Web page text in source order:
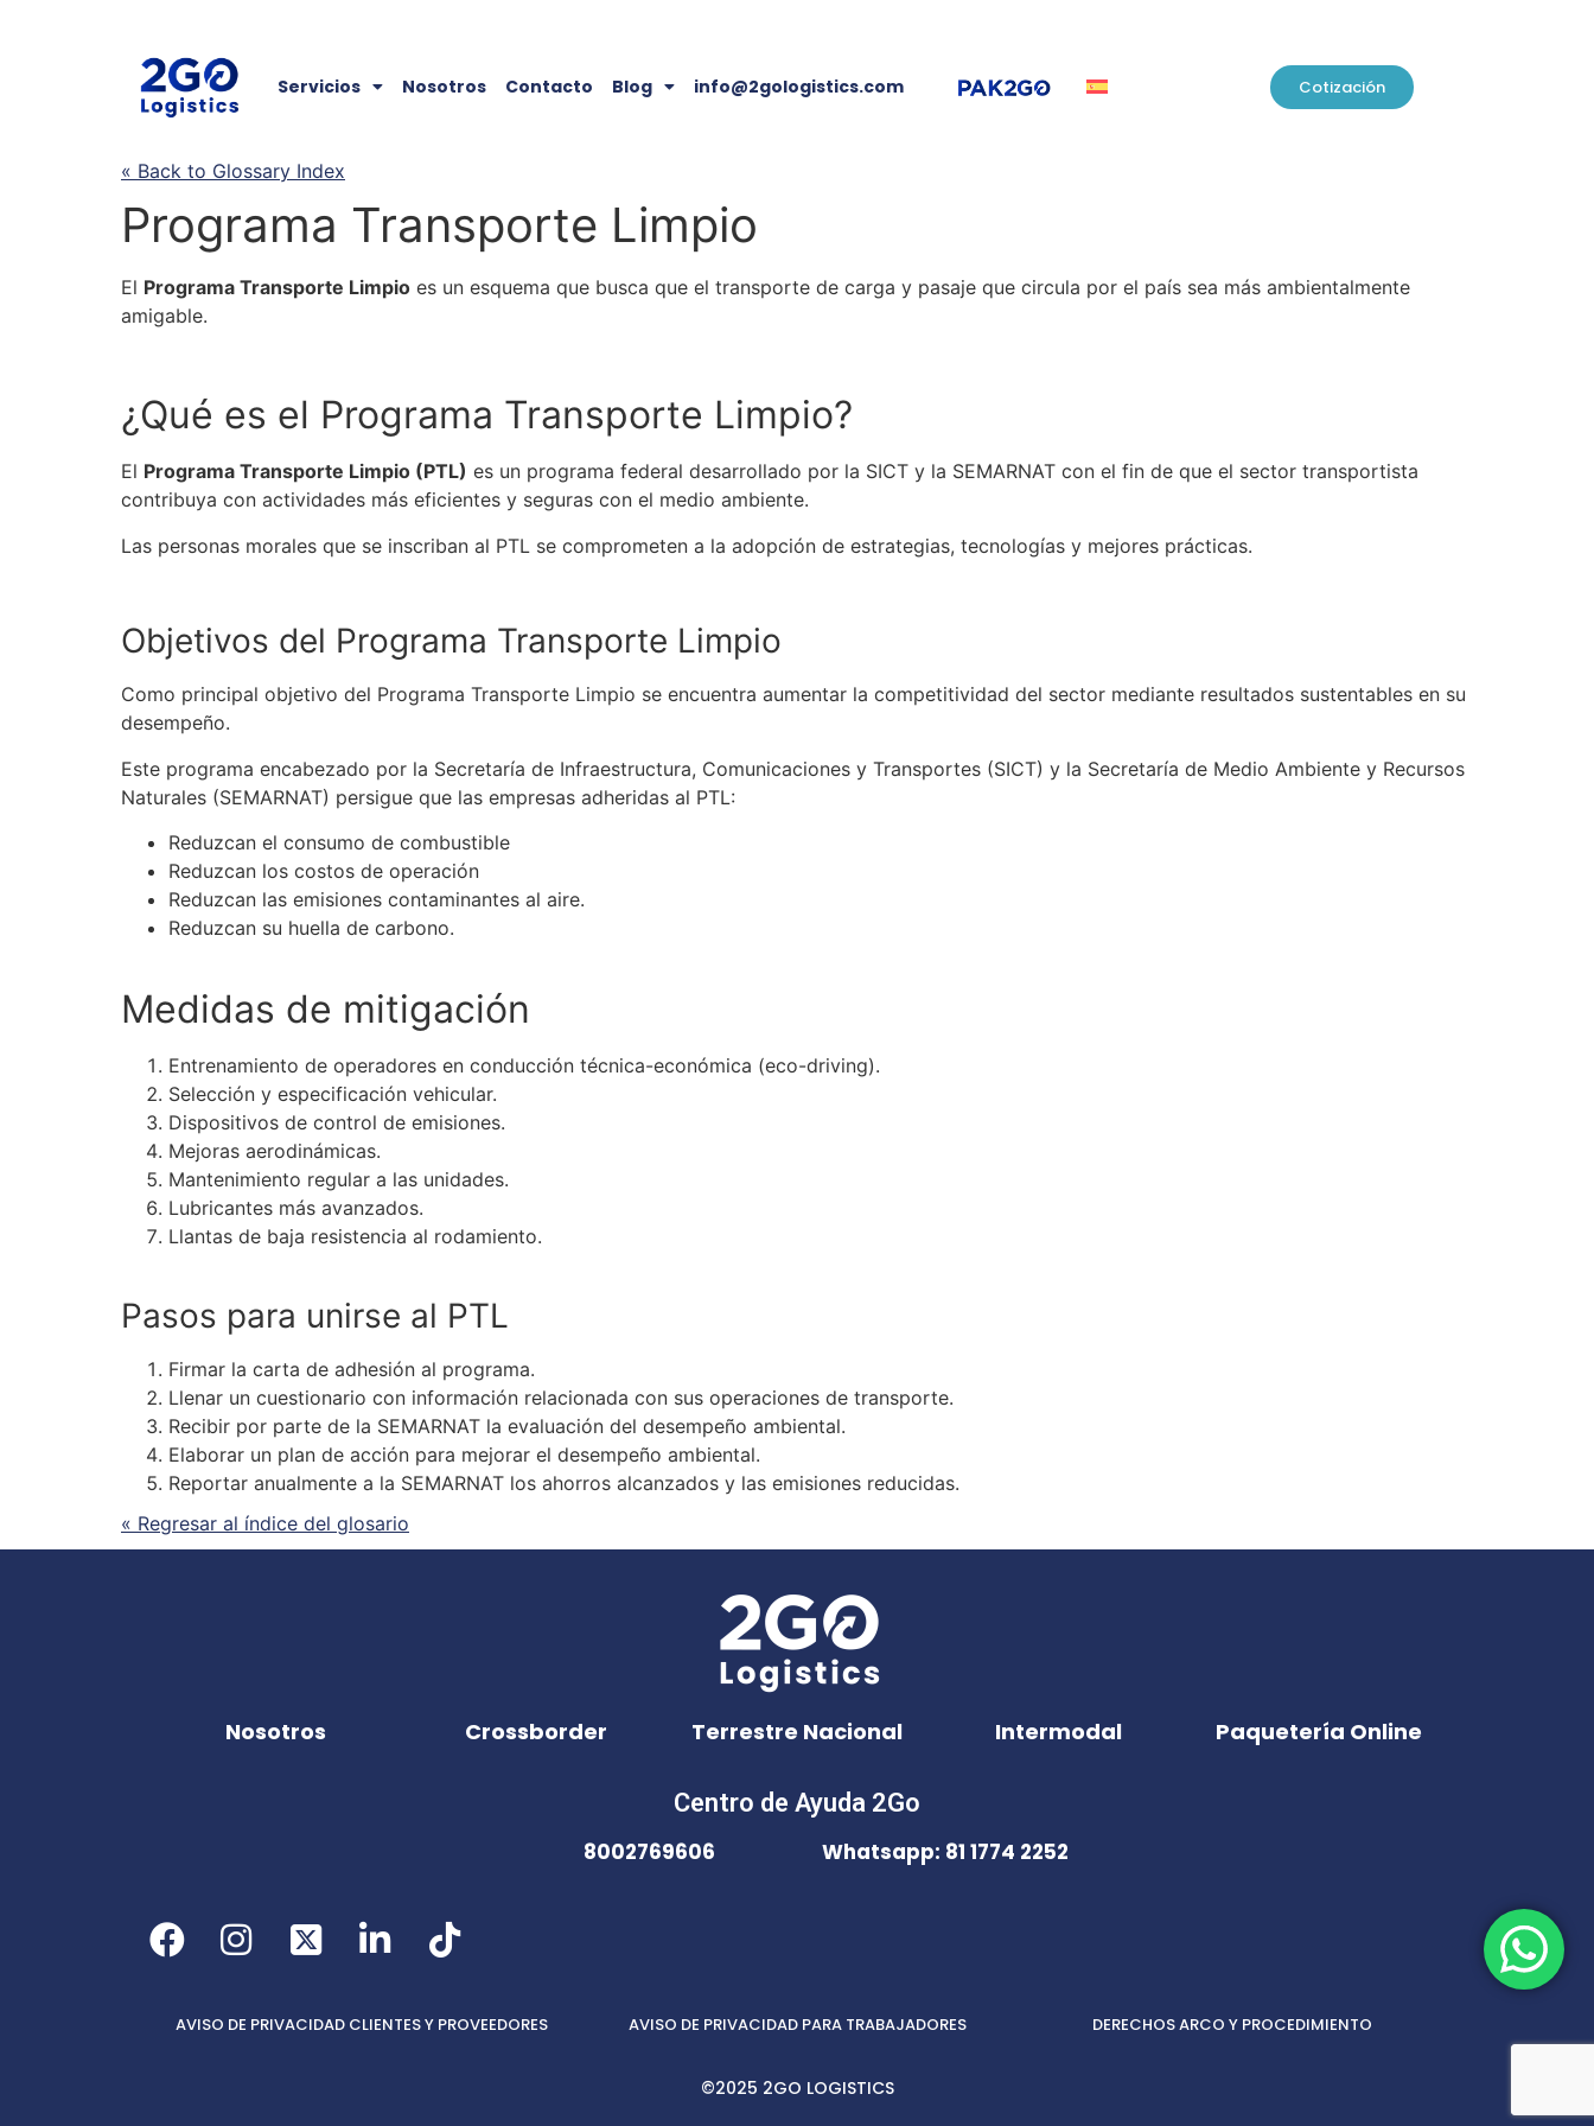
Servicios Nosotros Contacto Blog info@2gologistics.com Cotización
« Back to Glossary Index
Programa Transporte Limpio
El Programa Transporte Limpio es un esquema que busca que el transporte de carga y pasaje que circula por el país sea más ambientalmente
amigable.
¿Qué es el Programa Transporte Limpio?
El Programa Transporte Limpio (PTL) es un programa federal desarrollado por la SICT y la SEMARNAT con el fin de que el sector transportista
contribuya con actividades más eficientes y seguras con el medio ambiente.
Las personas morales que se inscriban al PTL se comprometen a la adopción de estrategias, tecnologías y mejores prácticas.
Objetivos del Programa Transporte Limpio
Como principal objetivo del Programa Transporte Limpio se encuentra aumentar la competitividad del sector mediante resultados sustentables en su
desempeño.
Este programa encabezado por la Secretaría de Infraestructura, Comunicaciones y Transportes (SICT) y la Secretaría de Medio Ambiente y Recursos
Naturales (SEMARNAT) persigue que las empresas adheridas al PTL:
Reduzcan el consumo de combustible
Reduzcan los costos de operación
Reduzcan las emisiones contaminantes al aire.
Reduzcan su huella de carbono.
Medidas de mitigación
Entrenamiento de operadores en conducción técnica-económica (eco-driving).
Selección y especificación vehicular.
Dispositivos de control de emisiones.
Mejoras aerodinámicas.
Mantenimiento regular a las unidades.
Lubricantes más avanzados.
Llantas de baja resistencia al rodamiento.
Pasos para unirse al PTL
Firmar la carta de adhesión al programa.
Llenar un cuestionario con información relacionada con sus operaciones de transporte.
Recibir por parte de la SEMARNAT la evaluación del desempeño ambiental.
Elaborar un plan de acción para mejorar el desempeño ambiental.
Reportar anualmente a la SEMARNAT los ahorros alcanzados y las emisiones reducidas.
« Regresar al índice del glosario
Nosotros Crossborder Terrestre Nacional Intermodal Paquetería Online
Centro de Ayuda 2Go
8002769606 Whatsapp: 81 1774 2252
AVISO DE PRIVACIDAD CLIENTES Y PROVEEDORES AVISO DE PRIVACIDAD PARA TRABAJADORES DERECHOS ARCO Y PROCEDIMIENTO
©2025 2GO LOGISTICS